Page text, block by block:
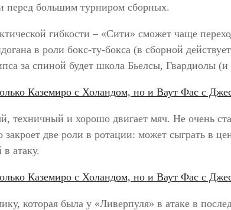
перед большим турниром сборных.
гибкости – «Сити» сможет чаще
в роли бокс-ту-бокса (в сборной
за спиной будет школа Бьелсы, Гвардиолы (и
техничный и хорошо двигает мяч. Не очень
две роли в ротации: может сыграть в
атаку.
которая была у «Ливерпуля» в атаке в